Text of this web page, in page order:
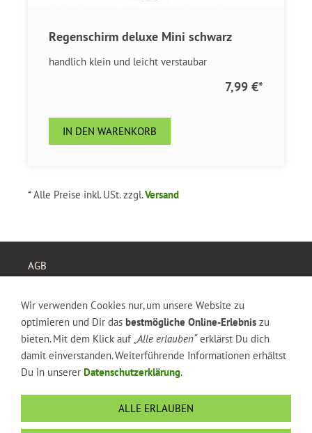
Regenschirm deluxe Mini schwarz
handlich klein und leicht verstaubar
7,99 €*
IN DEN WARENKORB
* Alle Preise inkl. USt. zzgl.Versand
AGB
Versand & Zahlung
Datenschutz
Impressum
Kontakt
DOWNLOAD
FAQ
Wir verwenden Cookies nur, um unsere Website zu
optimieren und Dir das bestmögliche Online-Erlebnis zu
bieten. Mit dem Klick auf „Alle erlauben“erklärst Du dich
damit einverstanden. Weiterführende Informationen erhältst
Du in unserer Datenschutzerklärung.
ALLE ERLAUBEN